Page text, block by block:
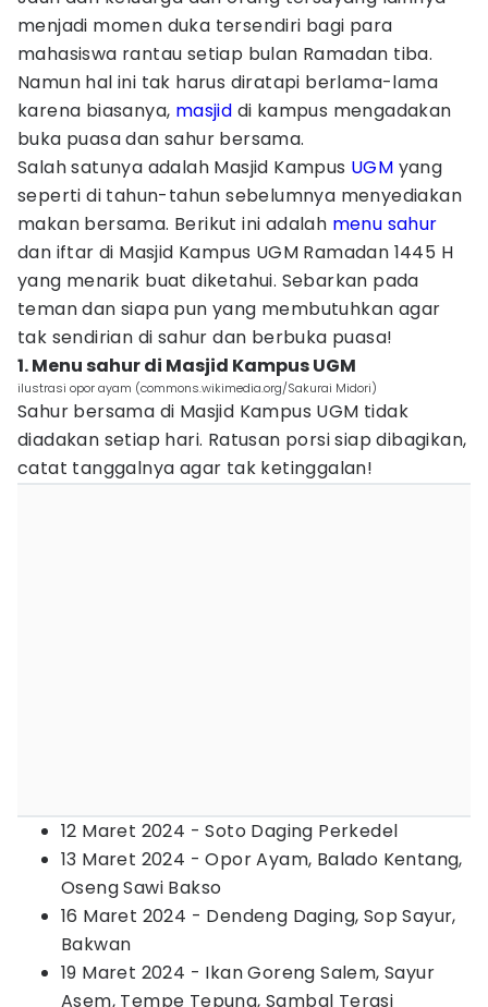
menjadi momen duka tersendiri bagi para
mahasiswa rantau setiap bulan Ramadan tiba.
Namun hal ini tak harus diratapi berlama-lama
karena biasanya, masjid di kampus mengadakan
buka puasa dan sahur bersama.
Salah satunya adalah Masjid Kampus UGM yang
seperti di tahun-tahun sebelumnya menyediakan
makan bersama. Berikut ini adalah menu sahur
dan iftar di Masjid Kampus UGM Ramadan 1445 H
yang menarik buat diketahui. Sebarkan pada
teman dan siapa pun yang membutuhkan agar
tak sendirian di sahur dan berbuka puasa!
1. Menu sahur di Masjid Kampus UGM
ilustrasi opor ayam (commons.wikimedia.org/Sakurai Midori)
Sahur bersama di Masjid Kampus UGM tidak
diadakan setiap hari. Ratusan porsi siap dibagikan,
catat tanggalnya agar tak ketinggalan!
12 Maret 2024 - Soto Daging Perkedel
13 Maret 2024 - Opor Ayam, Balado Kentang,
Oseng Sawi Bakso
16 Maret 2024 - Dendeng Daging, Sop Sayur,
Bakwan
19 Maret 2024 - Ikan Goreng Salem, Sayur
Asem, Tempe Tepung, Sambal Terasi